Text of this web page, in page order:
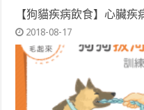
【狗貓疾病飲食】心臟
2018-08-17